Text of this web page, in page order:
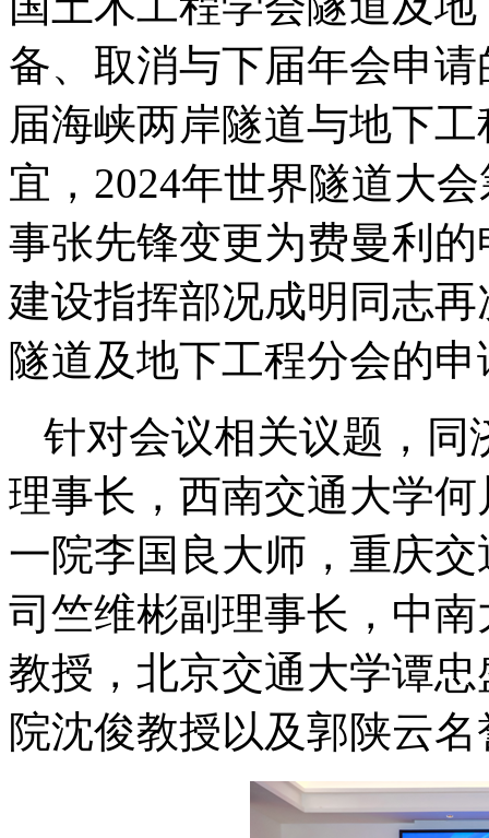
备、取消与下届年会申
届海峡两岸隧道与地下
宜， 2024年世界隧道大
事张先锋变更为费曼利
建设指挥部况成明同志
隧道及地下工程分会的申
针对会议相关议题，同
理事长，西南交通大学
一院李国良大师，重庆
司竺维彬副理事长，中
教授，北京交通大学谭
院沈俊教授以及郭陕云